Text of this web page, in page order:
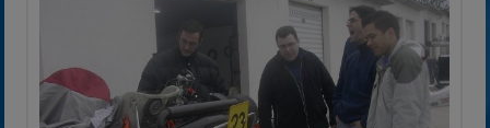
Estadísticas
Preguntas Frecuentes